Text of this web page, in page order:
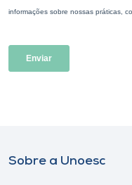
Sobre a Unoesc